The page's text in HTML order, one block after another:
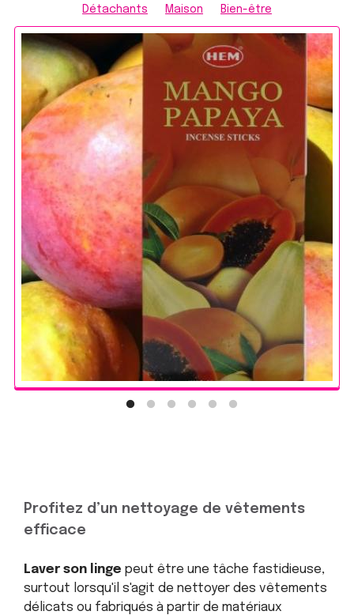
Détachants Maison Bien-être
Profitez d’un nettoyage de vêtements
efficace
Laver son linge peut être une tâche fastidieuse,
surtout lorsqu'il s'agit de nettoyer des vêtements
délicats ou fabriqués à partir de matériaux